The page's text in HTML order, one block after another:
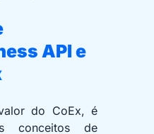
API e
do CoEx, é
conceitos de